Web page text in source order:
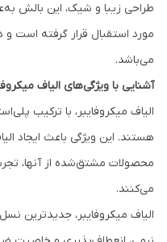
طراحی زیبا و شیک، این بالش
مورد استقبال قرار گرفته است و
می‌باشد.
آشنایی با ویژگی‌های الیاف
الیاف میکروفایبر، با ترکیب
هستند. این ویژگی باعث ایجاد
محصولات مشتق‌شده از آنها،
می‌کنند.
الیاف میکروفایبر، جدیدترین